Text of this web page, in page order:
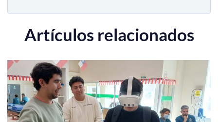
Artículos relacionados